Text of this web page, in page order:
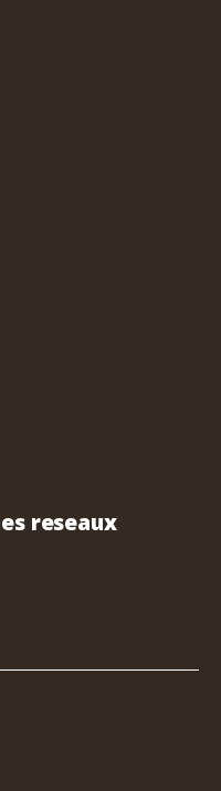
reseaux